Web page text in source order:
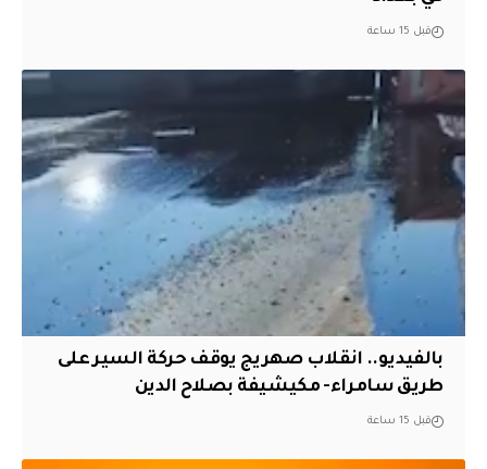
قبل 15 ساعة
بالفيديو.. انقلاب صهريج يوقف حركة السير على
طريق سامراء- مكيشيفة بصلاح الدين
قبل 15 ساعة